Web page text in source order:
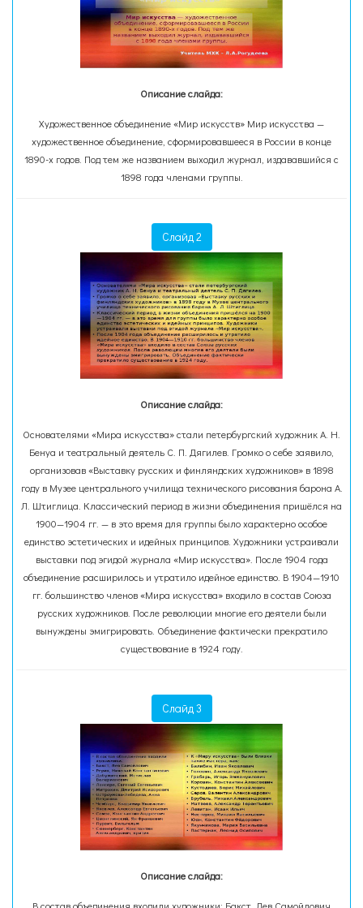
Описание слайда:
Художественное объединение «Мир искусств» Мир искусства —
художественное объединение, сформировавшееся в России в конце
1890-х годов. Под тем же названием выходил журнал, издававшийся с
1898 года членами группы.
Слайд 2
Описание слайда:
Основателями «Мира искусства» стали петербургский художник А. Н.
Бенуа и театральный деятель С. П. Дягилев. Громко о себе заявило,
организовав «Выставку русских и финляндских художников» в 1898
году в Музее центрального училища технического рисования барона А.
Л. Штиглица. Классический период в жизни объединения пришёлся на
1900—1904 гг. — в это время для группы было характерно особое
единство эстетических и идейных принципов. Художники устраивали
выставки под эгидой журнала «Мир искусства». После 1904 года
объединение расширилось и утратило идейное единство. В 1904—1910
гг. большинство членов «Мира искусства» входило в состав Союза
русских художников. После революции многие его деятели были
вынуждены эмигрировать. Объединение фактически прекратило
существование в 1924 году.
Слайд 3
Описание слайда: